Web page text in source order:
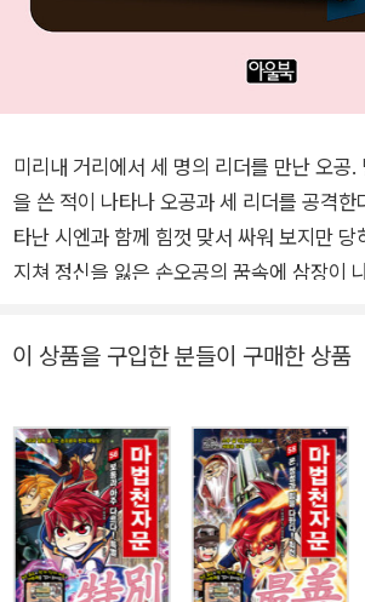
미리내 거리에서 세 명의 리더를 만난 오공.
을 쓴 적이 나타나 오공과 세 리더를 공격한
타난 시엔과 함께 힘껏 맞서 싸워 보지만 당
지쳐 정신을 잃은 손오공의 꿈속에 삼장이 나타
오공은 능력을 사고파는 가게를 찾고 있는
나서 오공과 세 리더들을 공격한다. 리더들
가면 리더는 온갖 능력을 현란하게 사용하
오공은 능력을 제대로 사용하지도 못한 채
다. 그때 어디선가 나타난 시엔이 오공을 도와 함께 싸우지만, 두
사람 모두 가면 리더의 공격에 당하고 만다. 가면 리더는 오공의
이 상품을 구입한 분들이 구매한 상품